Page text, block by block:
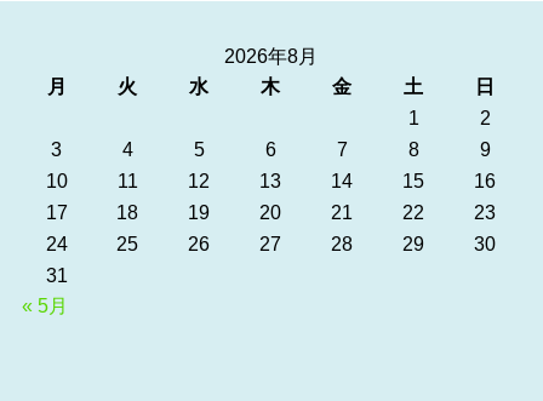
2026年8月
月
火 水 木 金 土
日
1
2
3
4 5 6 7 8
9
10
11 12 13 14 15
16
17
18 19 20 21 22
23
24
25 26 27 28 29
30
31
« 5月